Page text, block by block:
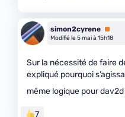
simon2cyrene Premium
Modifié le 5 mai à 15h18
Sur la nécessité de faire
expliqué pourquoi
même logique pour dav2d
7